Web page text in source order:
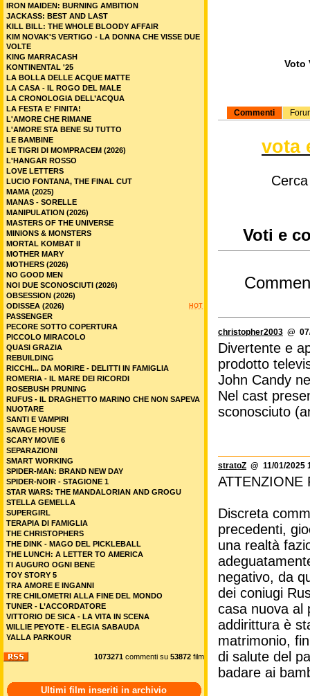
Voto
Commenti
vota
Voti e
christopher2003 @
Divertente e
prodotto
John Candy
Nel cast
sconosciuto
stratoZ @ 11/01/2025
ATTENZIONE
Discreta
precedenti,
una realtà
negativo, da
dei coniugi
casa nuova al
addirittura è
matrimonio,
di salute del
badare ai
IRON MAIDEN: BURNING AMBITION
JACKASS: BEST AND LAST
KILL BILL: THE WHOLE BLOODY AFFAIR
KIM NOVAK'S VERTIGO - LA DONNA CHE VISSE DUE
VOLTE
KING MARRACASH
KONTINENTAL '25
LA BOLLA DELLE ACQUE MATTE
LA CASA - IL ROGO DEL MALE
LA CRONOLOGIA DELL’ACQUA
LA FESTA E' FINITA!
L'AMORE CHE RIMANE
L'AMORE STA BENE SU TUTTO
LE BAMBINE
LE TIGRI DI MOMPRACEM (2026)
L'HANGAR ROSSO
LOVE LETTERS
LUCIO FONTANA, THE FINAL CUT
MAMA (2025)
MANAS - SORELLE
MANIPULATION (2026)
MASTERS OF THE UNIVERSE
MINIONS & MONSTERS
MORTAL KOMBAT II
MOTHER MARY
MOTHERS (2026)
NO GOOD MEN
NOI DUE SCONOSCIUTI (2026)
OBSESSION (2026)
HOT
ODISSEA (2026)
PASSENGER
PECORE SOTTO COPERTURA
PICCOLO MIRACOLO
QUASI GRAZIA
REBUILDING
RICCHI... DA MORIRE - DELITTI IN FAMIGLIA
ROMERIA - IL MARE DEI RICORDI
ROSEBUSH PRUNING
RUFUS - IL DRAGHETTO MARINO CHE NON SAPEVA
NUOTARE
SANTI E VAMPIRI
SAVAGE HOUSE
SCARY MOVIE 6
SEPARAZIONI
SMART WORKING
SPIDER-MAN: BRAND NEW DAY
SPIDER-NOIR - STAGIONE 1
STAR WARS: THE MANDALORIAN AND GROGU
STELLA GEMELLA
SUPERGIRL
TERAPIA DI FAMIGLIA
THE CHRISTOPHERS
THE DINK - MAGO DEL PICKLEBALL
THE LUNCH: A LETTER TO AMERICA
TI AUGURO OGNI BENE
TOY STORY 5
TRA AMORE E INGANNI
TRE CHILOMETRI ALLA FINE DEL MONDO
TUNER - L’ACCORDATORE
VITTORIO DE SICA - LA VITA IN SCENA
WILLIE PEYOTE - ELEGIA SABAUDA
YALLA PARKOUR
1073271 commenti su 53872 film
Ultimi film inseriti in archivio